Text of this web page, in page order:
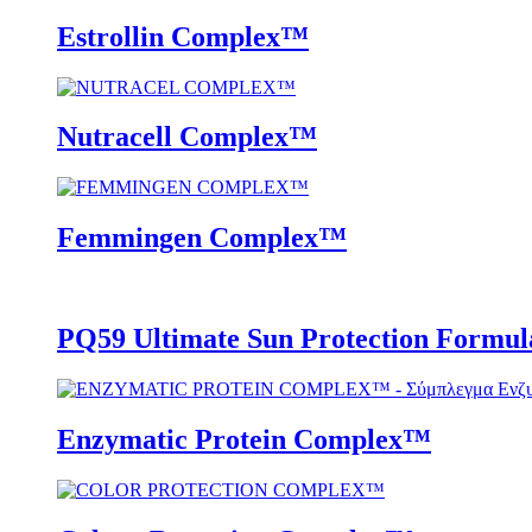
Estrollin Complex™
Nutracell Complex™
Femmingen Complex™
PQ59 Ultimate Sun Protection
Enzymatic Protein Complex™